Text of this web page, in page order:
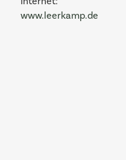
www.leerkamp.de